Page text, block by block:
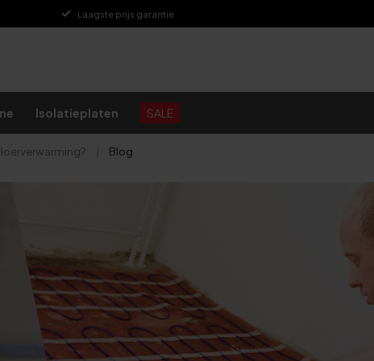
Levenslange garantie
Isolatieplaten SALE
Blog